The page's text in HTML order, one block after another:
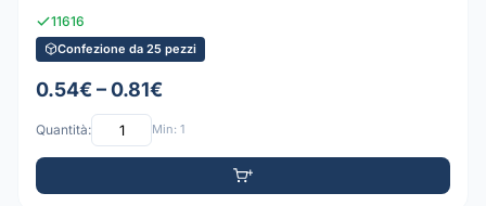
11616
Confezione da 25 pezzi
0.54€ – 0.81€
Quantità: Min: 1